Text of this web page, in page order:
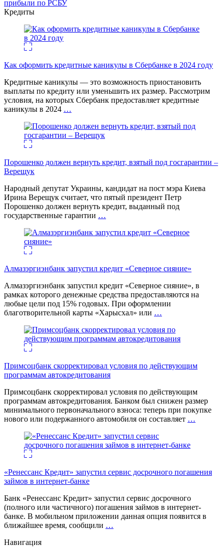
прибыли по РСБУ
Кредиты
Как оформить кредитные каникулы в Сбербанке в 2024 году
Кредитные каникулы — это возможность приостановить
выплаты по кредиту или уменьшить их размер. Рассмотрим
условия, на которых Сбербанк предоставляет кредитные
каникулы в 2024 …
Порошенко должен вернуть кредит, взятый под госгарантии –
Верещук
Народный депутат Украины, кандидат на пост мэра Киева
Ирина Верещук считает, что пятый президент Петр
Порошенко должен вернуть кредит, выданный под
государственные гарантии …
Алмазэргиэнбанк запустил кредит «Северное сияние»
Алмазэргиэнбанк запустил кредит «Северное сияние», в
рамках которого денежные средства предоставляются на
любые цели под 15% годовых. При оформлении
благотворительной карты «Харысхал» или …
Примсоцбанк скорректировал условия по действующим
программам автокредитования
Примсоцбанк скорректировал условия по действующим
программам автокредитования. Банком был снижен размер
минимального первоначального взноса: теперь при покупке
нового или подержанного автомобиля он составляет …
«Ренессанс Кредит» запустил сервис досрочного погашения
займов в интернет-банке
Банк «Ренессанс Кредит» запустил сервис досрочного
(полного или частичного) погашения займов в интернет-
банке. В мобильном приложении данная опция появится в
ближайшее время, сообщили …
Навигация